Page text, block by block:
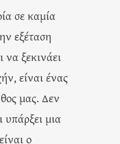
σε καμία
εξέταση
να ξεκινάει
είναι ένας
μας. Δεν
υπάρξει μια
ο